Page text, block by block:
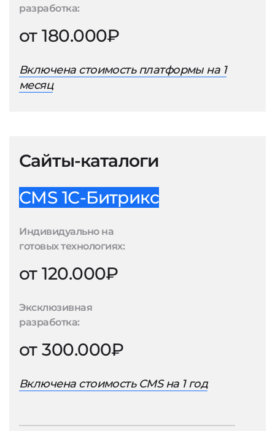
разработка:
от 180.000₽
Включена стоимость платформы на 1
месяц
Сайты-каталоги
CMS 1С-Битрикс
Индивидуально на
готовых технологиях:
от 120.000₽
Эксклюзивная
разработка:
от 300.000₽
Включена стоимость CMS на 1 год